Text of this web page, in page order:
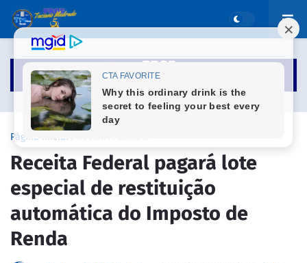
Página inicial
Receita Federal pagará lote
especial de restituição
automática do Imposto de
Renda